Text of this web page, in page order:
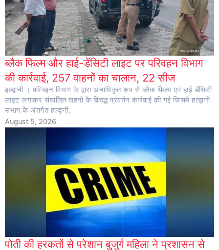
ब्लैक फिल्म और हाई-डेंसिटी लाइट पर परिवहन विभाग
की कार्रवाई, 257 वाहनों का चालान, 22 सीज
हल्द्वानी । परिवहन विभाग के द्वारा अनाधिकृत रूप से ब्लैक फिल्म एवं हाई डेंसिटी
लाइट लगाकर संचालित वाहनों के विरुद्ध प्रवर्तन कार्रवाई की गई जिसमे हल्द्वानी
संभाग के अंतर्गत हल्द्वानी,
August 5, 2026
पोती की हरकतों से परेशान बुजुर्ग महिला ने प्रशासन से